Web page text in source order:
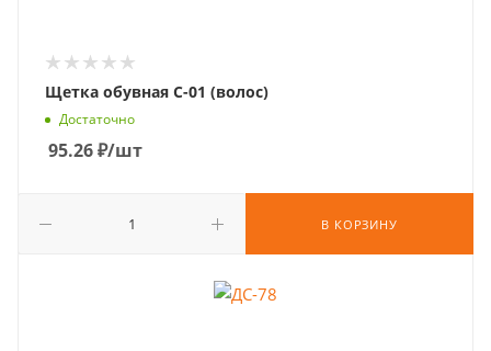
Щетка обувная С-01 (волос)
Достаточно
95.26₽/шт
В КОРЗИНУ